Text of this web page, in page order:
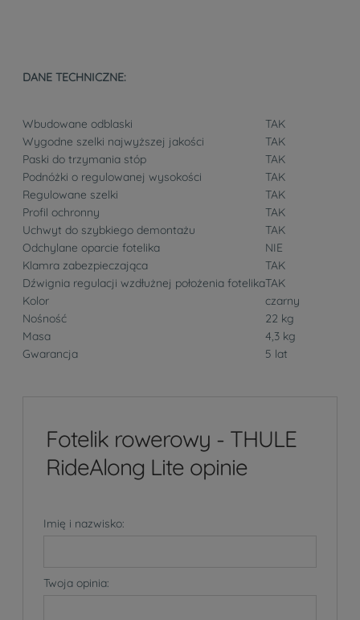
DANE TECHNICZNE:
Wbudowane odblaski
TAK
Wygodne szelki najwyższej jakości
TAK
Paski do trzymania stóp
TAK
Podnóżki o regulowanej wysokości
TAK
Regulowane szelki
TAK
Profil ochronny
TAK
Uchwyt do szybkiego demontażu
TAK
Odchylane oparcie fotelika
NIE
Klamra zabezpieczająca
TAK
Dźwignia regulacji wzdłużnej położenia fotelikaTAK
Kolor
czarny
Nośność
22 kg
Masa
4,3 kg
Gwarancja
5 lat
Fotelik rowerowy - THULE
RideAlong Lite opinie
Imię i nazwisko:
Twoja opinia: